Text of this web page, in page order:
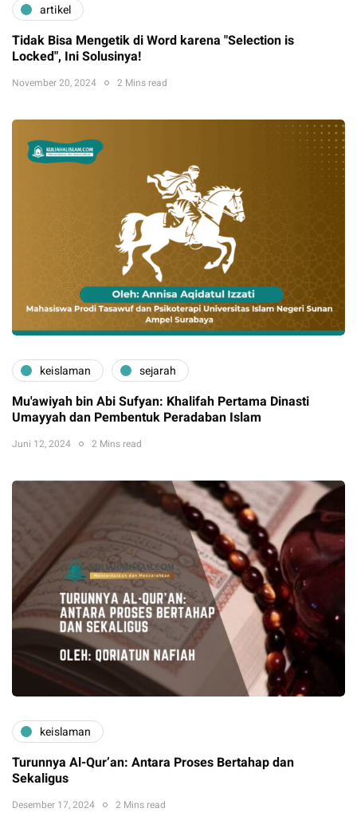
artikel
Tidak Bisa Mengetik di Word karena "Selection is
Locked", Ini Solusinya!
November 20, 2024 2 Mins read
keislaman sejarah
Mu'awiyah bin Abi Sufyan: Khalifah Pertama Dinasti
Umayyah dan Pembentuk Peradaban Islam
Juni 12, 2024 2 Mins read
keislaman
Turunnya Al-Qur’an: Antara Proses Bertahap dan
Sekaligus
Desember 17, 2024 2 Mins read